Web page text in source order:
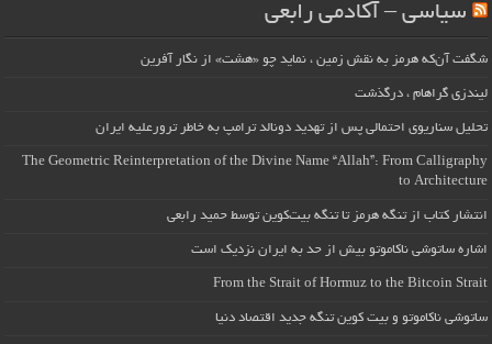
سیاسی – آکادمی رابعی
شگفت آن‌که هرمز به نقش زمین ، نماید چو «هشت» از نگار آفرین
لیندزی گراهام ، درگذشت
تحلیل سناریوی احتمالی پس از تهدید دونالد ترامپ به خاطر ترورعلیه ایران
The Geometric Reinterpretation of the Divine Name “Allah”: From Calligraphy
to Architecture
انتشار کتاب از تنگه هرمز تا تنگه بیت‌کوین توسط حمید رابعی
اشاره ساتوشی ناکاموتو بیش از حد به ایران نزدیک است
From the Strait of Hormuz to the Bitcoin Strait
ساتوشی ناکاموتو و بیت کوین تنگه جدید اقتصاد دنیا